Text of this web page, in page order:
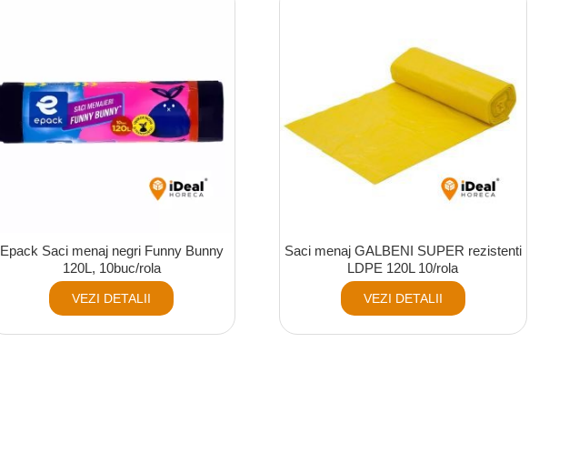
Epack Saci menaj negri Funny Bunny
120L, 10buc/rola
VEZI DETALII
Saci menaj GALBENI SUPER rezistenti
LDPE 120L 10/rola
VEZI DETALII